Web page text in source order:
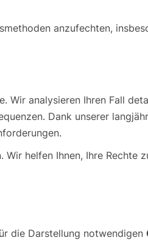
anzufechten,
Wir analysieren Ihren Fall
Dank unserer
helfen Ihnen, Ihre Rechte
die Darstellung notwendigen